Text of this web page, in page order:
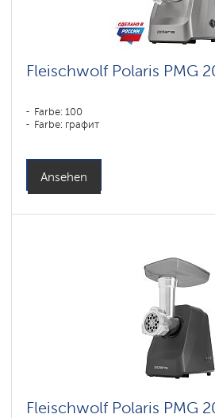
Fleischwolf Polaris PMG
Farbe: 100
Farbe: графит
Ansehen
Fleischwolf Polaris PMG